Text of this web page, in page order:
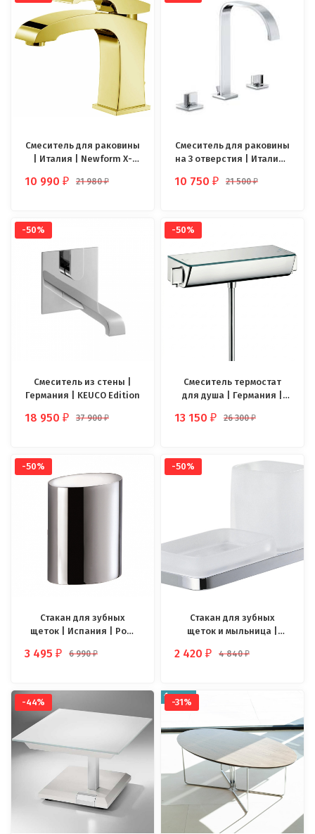
Смеситель для раковины
| Италия | Newform X-
10 990₽ 21 980₽
Смеситель для раковины
на 3 отверстия | Италия |
10 750₽ 21 500₽
-50%
Смеситель из стены |
Германия | KEUCO Edition
18 950₽ 37 900₽
-50%
Смеситель термостат
для душа | Германия |
13 150₽ 26 300₽
-50%
Стакан для зубных
щеток | Испания | Pom
3 495₽ 6 990₽
-50%
Стакан для зубных
щеток и мыльница |
Novatorre 4
2 420₽ 4 840₽
-44% -31%